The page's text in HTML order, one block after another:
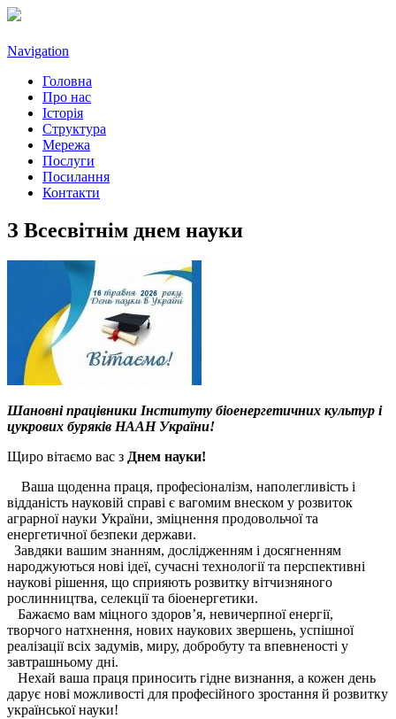
Navigation
Головна
Про нас
Історія
Структура
Мережа
Послуги
Посилання
Контакти
З Всесвітнім днем науки
Шановні працівники Інституту біоенергетичних культур і
цукрових буряків НААН України!
Щиро вітаємо вас з Днем науки!
Ваша щоденна праця, професіоналізм, наполегливість і
відданість науковій справі є вагомим внеском у розвиток
аграрної науки України, зміцнення продовольчої та
енергетичної безпеки держави.
Завдяки вашим знанням, дослідженням і досягненням
народжуються нові ідеї, сучасні технології та перспективні
наукові рішення, що сприяють розвитку вітчизняного
рослинництва, селекції та біоенергетики.
Бажаємо вам міцного здоров’я, невичерпної енергії,
творчого натхнення, нових наукових звершень, успішної
реалізації всіх задумів, миру, добробуту та впевненості у
завтрашньому дні.
Нехай ваша праця приносить гідне визнання, а кожен день
дарує нові можливості для професійного зростання й розвитку
української науки!